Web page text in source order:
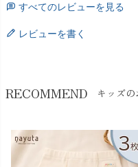
すべてのレビューを見る
レビューを書く
RECOMMEND キッズ